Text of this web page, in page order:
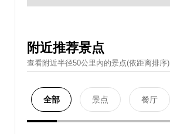
附近推荐景点
查看附近半径50公里內的景点(依距离排序)
全部 景点 餐厅